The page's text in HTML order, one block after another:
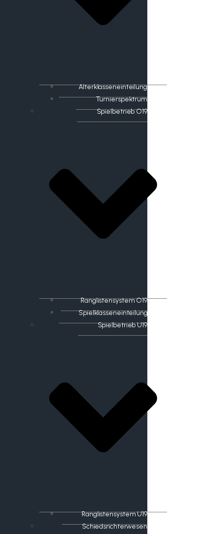
Alterklasseneinteilung
Turnierspektrum
Spielbetrieb O19
Ranglistensystem O19
Spielklasseneinteilung
Spielbetrieb U19
Ranglistensystem U19
Schiedsrichterwesen